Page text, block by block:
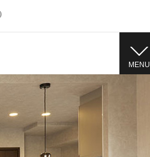
MENU